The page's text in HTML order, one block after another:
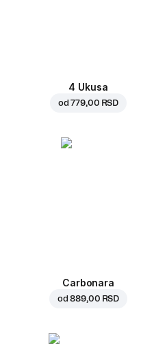
4 Ukusa
od779,00 RSD
Carbonara
od889,00 RSD